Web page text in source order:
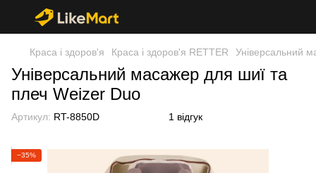
Краса і здоров'я Краса і здоров'я RETTER Універсальний
Універсальний масажер для шиї та
плеч Weizer Duo
Артикул: RT-8850D 1 відгук
−35%